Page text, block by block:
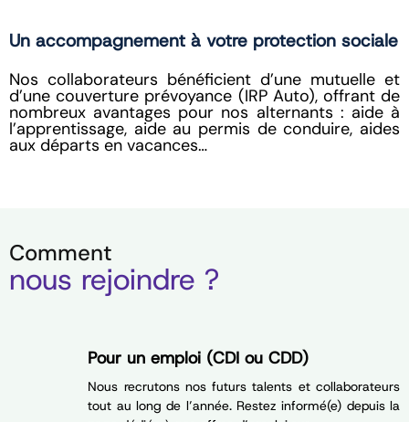
Un accompagnement à votre protection sociale
Nos collaborateurs bénéficient d’une mutuelle et
d’une couverture prévoyance (IRP Auto), offrant de
nombreux avantages pour nos alternants : aide à
l’apprentissage, aide au permis de conduire, aides
aux départs en vacances…
Comment
nous rejoindre ?
Pour un emploi (CDI ou CDD)
Nous recrutons nos futurs talents et collaborateurs
tout au long de l’année. Restez informé(e) depuis la